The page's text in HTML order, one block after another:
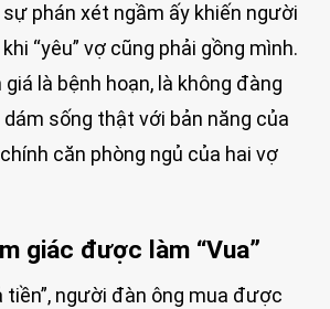
sự phán xét ngầm ấy khiến người
“yêu” vợ cũng phải gồng mình.
là bệnh hoạn, là không đàng
dám sống thật với bản năng của
căn phòng ngủ của hai vợ
giác được làm “Vua”
tiền”, người đàn ông mua được